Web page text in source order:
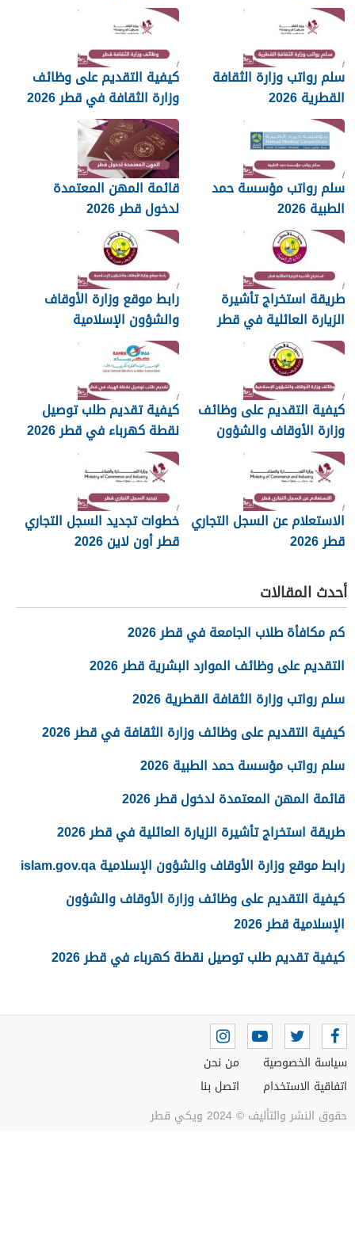
سلم رواتب وزارة الثقافة
القطرية 2026
كيفية التقديم على وظائف
وزارة الثقافة في قطر 2026
سلم رواتب مؤسسة حمد
الطبية 2026
قائمة المهن المعتمدة
لدخول قطر 2026
طريقة استخراج تأشيرة
الزيارة العائلية في قطر
2026
رابط موقع وزارة الأوقاف
والشؤون الإسلامية
islam.gov.qa
كيفية التقديم على وظائف
وزارة الأوقاف والشؤون
الإسلامية قطر 2026
كيفية تقديم طلب توصيل
نقطة كهرباء في قطر 2026
الاستعلام عن السجل التجاري
قطر 2026
خطوات تجديد السجل التجاري
قطر أون لاين 2026
أحدث المقالات
كم مكافأة طلاب الجامعة في قطر 2026
التقديم على وظائف الموارد البشرية قطر 2026
سلم رواتب وزارة الثقافة القطرية 2026
كيفية التقديم على وظائف وزارة الثقافة في قطر 2026
سلم رواتب مؤسسة حمد الطبية 2026
قائمة المهن المعتمدة لدخول قطر 2026
طريقة استخراج تأشيرة الزيارة العائلية في قطر 2026
رابط موقع وزارة الأوقاف والشؤون الإسلامية islam.gov.qa
كيفية التقديم على وظائف وزارة الأوقاف والشؤون
الإسلامية قطر 2026
كيفية تقديم طلب توصيل نقطة كهرباء في قطر 2026
سياسة الخصوصية
اتفاقية الاستخدام
من نحن
اتصل بنا
حقوق النشر والتأليف © 2024 ويكي قطر